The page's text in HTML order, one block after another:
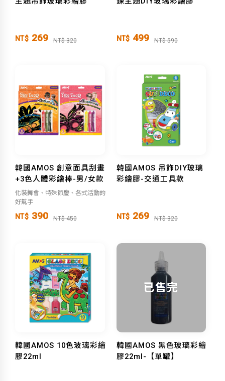
NT$ 269 NT$ 320 NT$ 499 NT$ 590
韓國AMOS 創意面具刮畫
+3色人體彩繪棒-男/女款
化裝舞會、特殊節慶、各式活動的
好幫手
NT$ 390 NT$ 450
韓國AMOS 吊飾DIY玻璃
彩繪膠-交通工具款
NT$ 269 NT$ 320
韓國AMOS 10色玻璃彩繪
膠22ml
已售完
韓國AMOS 黑色玻璃彩繪
膠22ml-【單罐】